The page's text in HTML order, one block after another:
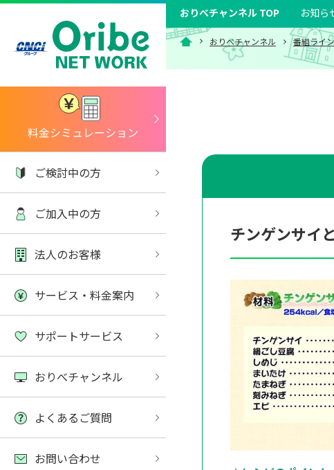
料金シミュレーション
ご検討中の方
ご加入中の方
法人のお客様
サービス・料金案内
サポートサービス
おりべチャンネル
よくあるご質問
お問い合わせ
おりべチャンネル TOP お知ら
おりべチャンネル 番組ライ
チンゲンサイ